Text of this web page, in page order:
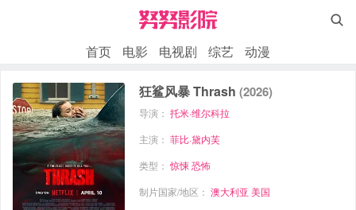

首页 电影 电视剧 综艺 动漫
狂鲨风暴 Thrash(2026)
导演：托米·维尔科拉
主演：菲比·黛内芙
类型：惊悚 恐怖
制片国家/地区：澳大利亚 美国